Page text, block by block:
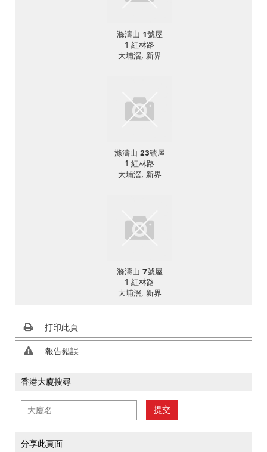
滌濤山 1號屋
1 紅林路
大埔滘, 新界
滌濤山 23號屋
1 紅林路
大埔滘, 新界
滌濤山 7號屋
1 紅林路
大埔滘, 新界
打印此頁
報告錯誤
香港大廈搜尋
提交
分享此頁面